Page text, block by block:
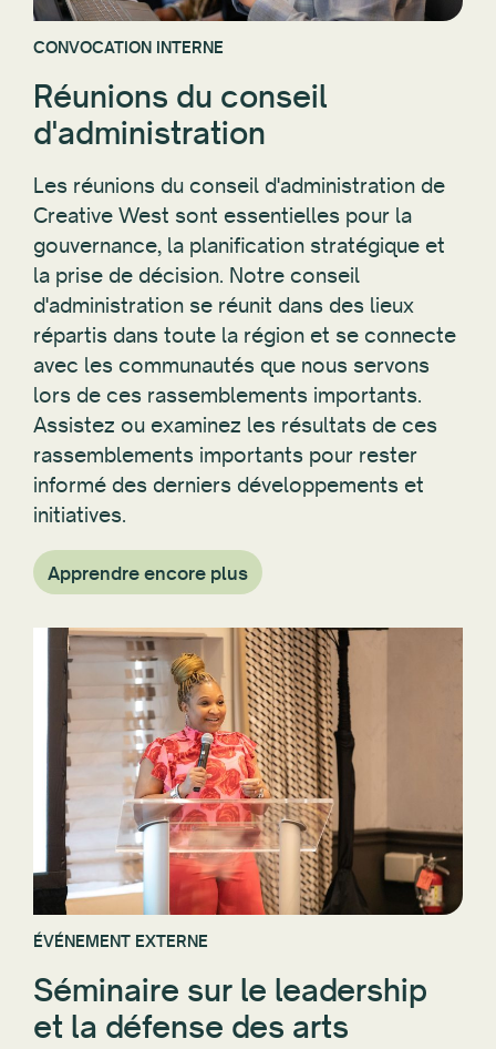
CONVOCATION INTERNE
Réunions du conseil
d'administration
Creative West sont essentielles pour la
gouvernance, la planification stratégique et
la prise de décision. Notre conseil
d'administration se réunit dans des lieux
répartis dans toute la région et se connecte
avec les communautés que nous servons
lors de ces rassemblements importants.
Assistez ou examinez les résultats de ces
rassemblements importants pour rester
informé des derniers développements et
initiatives.
ÉVÉNEMENT EXTERNE
Séminaire sur le leadership
et la défense des arts